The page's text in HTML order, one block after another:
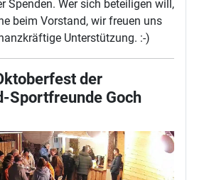
Spenden. Wer sich beteiligen will,
beim Vorstand, wir freuen uns
Unterstützung. :-)
der
Sportfreunde Goch